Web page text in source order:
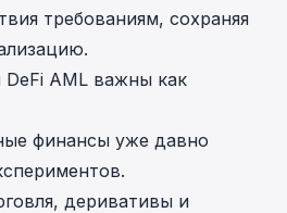
требованиям, сохраняя
DeFi AML важны как
финансы уже давно
деривативы и